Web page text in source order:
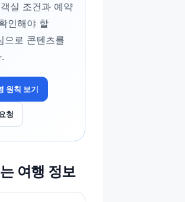
실 조건과 예약
인해야 할
으로 콘텐츠를
원칙 보기
청
여행 정보